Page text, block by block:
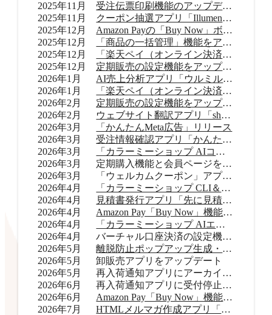
2025年11月
受注伝票印刷機能のアップデート
2025年11月
クーポン抽選アプリ「Illumenza Coupon （イルメンザ クーポン）」リリース
2025年12月
Amazon Payの「Buy Now」ボタンを提供開始
2025年12月
「商品の一括管理」機能をアップデート
2025年12月
「楽天ペイ（オンライン決済）」のバージョンアップ
2025年12月
定期販売の設定機能をアップデート
2026年1月
AI売上分析アプリ「ウルミル コンシェルジュ」リリース
2026年1月
「楽天ペイ（オンライン決済）」申込受付再開
2026年2月
定期販売の設定機能をアップデート
2026年2月
ウェブサイト翻訳アプリ「shutto翻訳」リリース
2026年3月
「かんたんMeta広告」リリース
2026年3月
受注情報確認アプリ「かんたん顧客対応」リリース
2026年3月
「カラーミーショップ AIコネクター」リリース
2026年3月
定期購入機能と会員ページをアップデート
2026年3月
「ウェルカムクーポン」アプリをアップデート
2026年4月
「カラーミーショップ CLI＆Skills」をリリース
2026年4月
見積書発行アプリ「先に見積くだサイ for カラーミーショップ」リリース
2026年4月
Amazon Pay「Buy Now」機能をアップデート
2026年4月
「カラーミーショップ AIエージェント」をリリース
2026年4月
バーチャル口座決済の設定機能をアップデート
2026年5月
離脱防止ポップアップ生成・表示アプリ「OneCatch」リリース
2026年5月
卸販売アプリをアップデート
2026年5月
再入荷通知アプリにアーカイブ機能を追加
2026年6月
再入荷通知アプリに受付停止表示機能を追加
2026年6月
Amazon Pay「Buy Now」機能をアップデート
2026年7月
HTMLメルマガ作成アプリ「AI HTMLメールマガジン」リリース